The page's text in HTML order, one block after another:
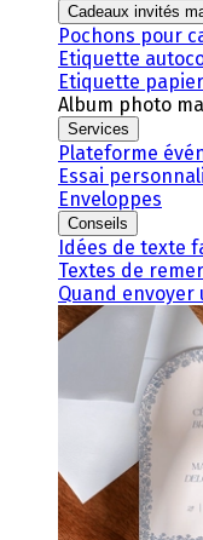
Cadeaux invités
Pochons pour
Etiquette
Etiquette
Album photo
Services
Plateforme
Essai
Enveloppes
Conseils
Idées de texte
Textes de
Quand